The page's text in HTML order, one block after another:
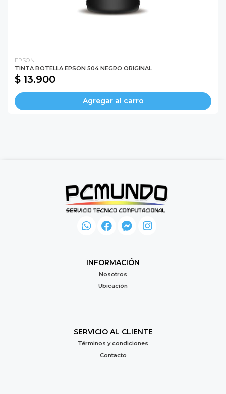
EPSON
TINTA BOTELLA EPSON 504 NEGRO ORIGINAL
$ 13.900
Agregar al carro
INFORMACIÓN
Nosotros
Ubicación
SERVICIO AL CLIENTE
Términos y condiciones
Contacto